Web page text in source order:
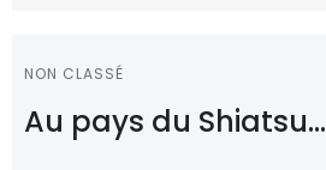
NON CLASSÉ
Au pays du Shiatsu…